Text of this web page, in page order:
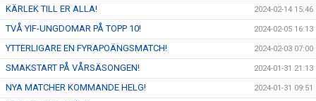
KÄRLEK TILL ER ALLA! 2024-02-14 15:46
TVÅ YIF-UNGDOMAR PÅ TOPP 10! 2024-02-05 16:13
YTTERLIGARE EN FYRAPOÄNGSMATCH! 2024-02-03 07:00
SMAKSTART PÅ VÅRSÄSONGEN! 2024-01-31 21:13
NYA MATCHER KOMMANDE HELG! 2024-01-31 09:51